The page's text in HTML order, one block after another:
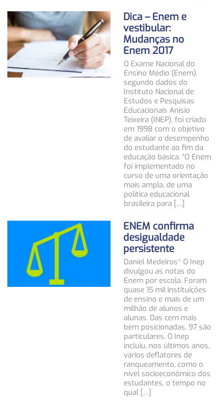
Dica – Enem e
vestibular:
Mudanças no
Enem 2017
O Exame Nacional do
Ensino Médio (Enem),
segundo dados do
Instituto Nacional de
Estudos e Pesquisas
Educacionais Anísio
Teixeira (INEP), foi criado
em 1998 com o objetivo
de avaliar o desempenho
do estudante ao fim da
educação básica. “O Enem
foi implementado no
curso de uma orientação
mais ampla, de uma
política educacional
brasileira para […]
ENEM confirma
desigualdade
persistente
Daniel Medeiros* O Inep
divulgou as notas do
Enem por escola. Foram
quase 15 mil instituições
de ensino e mais de um
milhão de alunos e
alunas. Das cem mais
bem posicionadas, 97 são
particulares. O Inep
incluiu, nos últimos anos,
vários deflatores de
ranqueamento, como o
nível socioeconômico dos
estudantes, o tempo no
qual […]